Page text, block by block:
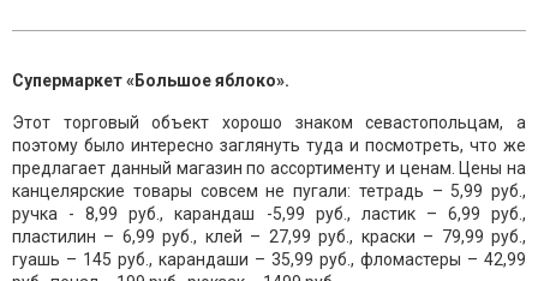
Супермаркет «Большое яблоко».
Этот торговый объект хорошо знаком севастопольцам, а
поэтому было интересно заглянуть туда и посмотреть, что же
предлагает данный магазин по ассортименту и ценам. Цены на
канцелярские товары совсем не пугали: тетрадь – 5,99 руб.,
ручка - 8,99 руб., карандаш -5,99 руб., ластик – 6,99 руб.,
пластилин – 6,99 руб., клей – 27,99 руб., краски – 79,99 руб.,
гуашь – 145 руб., карандаши – 35,99 руб., фломастеры – 42,99